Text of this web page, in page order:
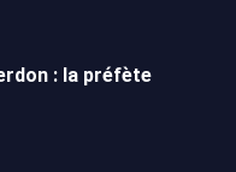
: la préfète